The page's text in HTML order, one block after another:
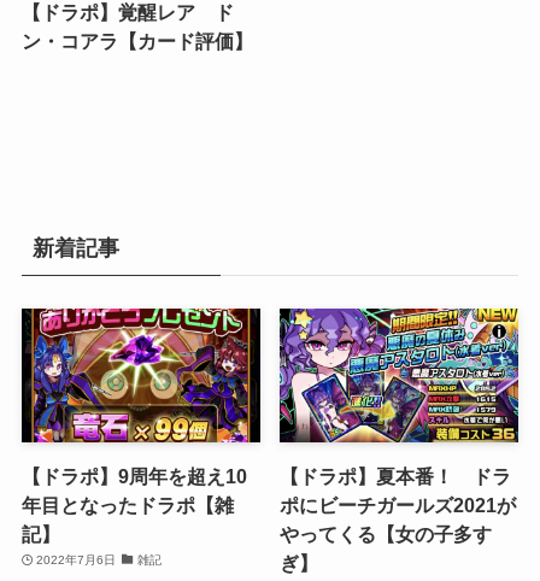
【ドラポ】覚醒レア ド
ン・コアラ【カード評価】
新着記事
【ドラポ】9周年を超え10
年目となったドラポ【雑
記】
2022年7月6日 雑記
【ドラポ】夏本番！ ドラ
ポにビーチガールズ2021が
やってくる【女の子多す
ぎ】